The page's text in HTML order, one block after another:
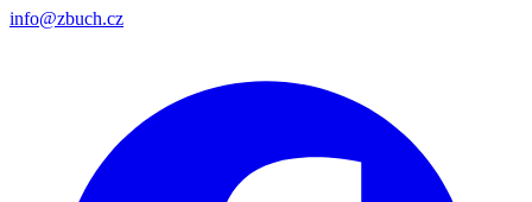
info@zbuch.cz